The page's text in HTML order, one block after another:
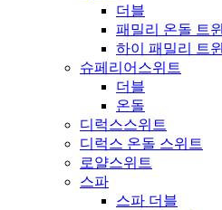
더블
패밀리 온돌 트윈
하이 패밀리 트윈
슈페리어스위트
더블
온돌
디럭스스위트
디럭스 온돌 스위트
로얄스위트
스파
스파 더블